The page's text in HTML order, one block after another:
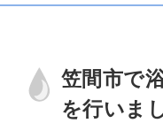
笠間市で
を行いま